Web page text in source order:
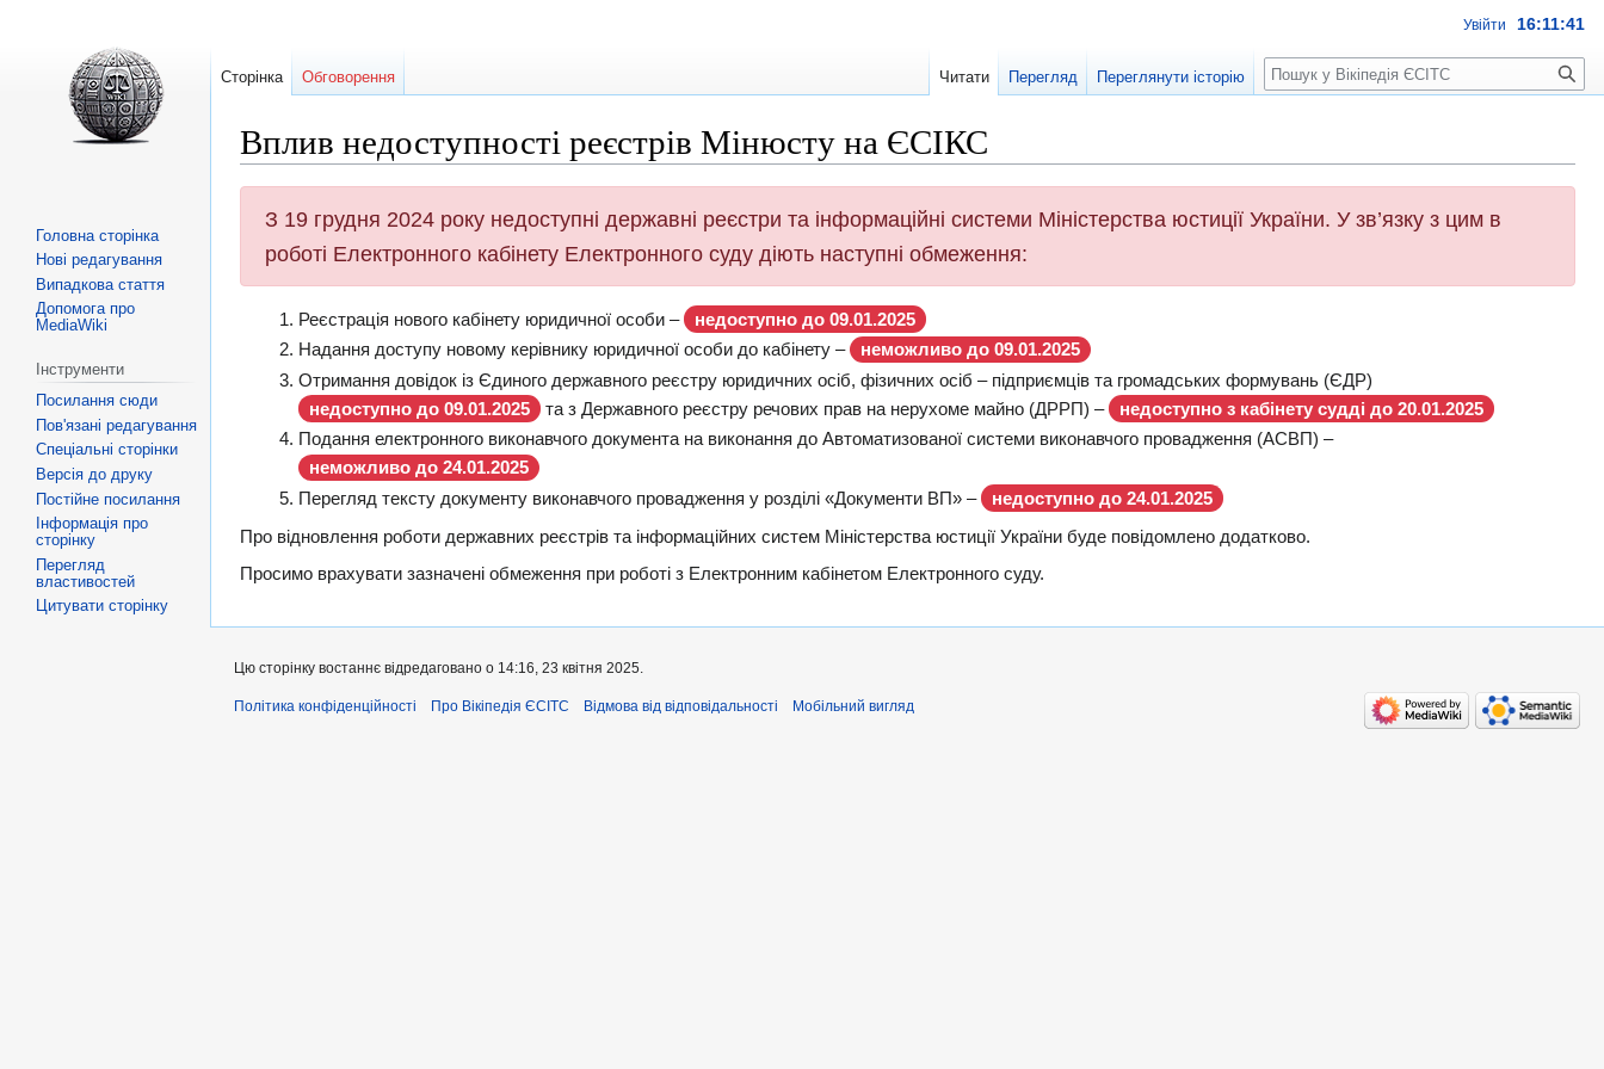
Вплив недоступності реєстрів Мінюсту на ЄСІКС
навігації
пошуку
З 19 грудня 2024 року недоступні державні реєстри та інформаційні системи Міністерства юстиції України. У зв’язку з цим в
роботі Електронного кабінету Електронного суду діють наступні обмеження:
Реєстрація нового кабінету юридичної особи –
недоступно до 09.01.2025
Надання доступу новому керівнику юридичної особи до кабінету –
неможливо до 09.01.2025
Отримання довідок із Єдиного державного реєстру юридичних осіб, фізичних осіб – підприємців та громадських формувань (ЄДР)
недоступно до 09.01.2025 та з Державного реєстру речових прав на нерухоме майно (ДРРП) –
недоступно з кабінету судді до 20.01.2025
Подання електронного виконавчого документа на виконання до Автоматизованої системи виконавчого провадження (АСВП) –
неможливо до 24.01.2025
Перегляд тексту документу виконавчого провадження у розділі «Документи ВП» –
недоступно до 24.01.2025
Про відновлення роботи державних реєстрів та інформаційних систем Міністерства юстиції України буде повідомлено додатково.
Просимо врахувати зазначені обмеження при роботі з Електронним кабінетом Електронного суду.
Увійти 16:11:42
Сторінка Обговорення Читати Перегляд Переглянути історію Пошук
Головна сторінка
Нові редагування
Випадкова стаття
Допомога про
MediaWiki
Інструменти
Посилання сюди
Пов'язані редагування
Спеціальні сторінки
Версія до друку
Постійне посилання
Інформація про
сторінку
Перегляд
властивостей
Цитувати сторінку
Цю сторінку востаннє відредаговано о 14:16, 23 квітня 2025.
Політика конфіденційності Про Вікіпедія ЄСІТС Відмова від відповідальності Мобільний вигляд